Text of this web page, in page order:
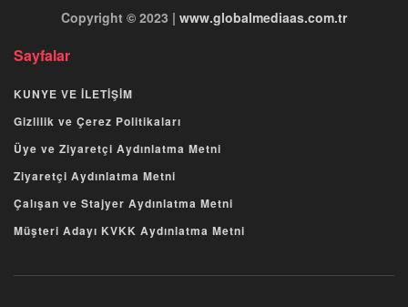
Copyright © 2023 | www.globalmediaas.com.tr
Sayfalar
KUNYE VE İLETİŞİM
Gizlilik ve Çerez Politikaları
Üye ve Ziyaretçi Aydınlatma Metni
Ziyaretçi Aydınlatma Metni
Çalışan ve Stajyer Aydınlatma Metni
Müşteri Adayı KVKK Aydınlatma Metni